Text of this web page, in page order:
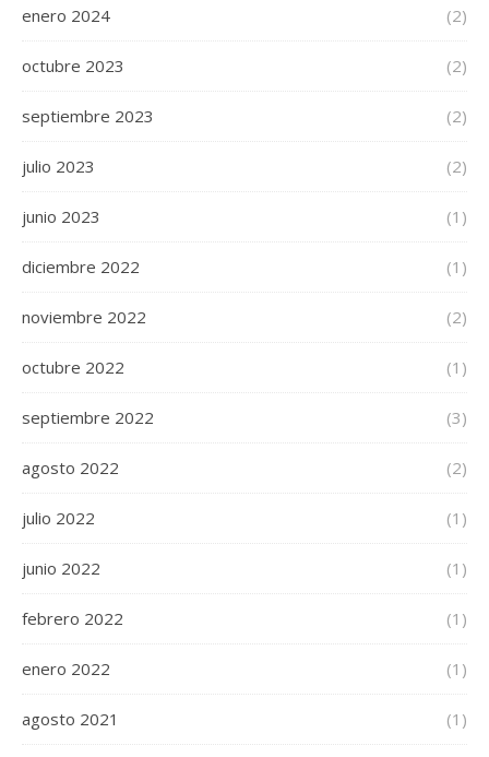
enero 2024 (2)
octubre 2023 (2)
septiembre 2023 (2)
julio 2023 (2)
junio 2023 (1)
diciembre 2022 (1)
noviembre 2022 (2)
octubre 2022 (1)
septiembre 2022 (3)
agosto 2022 (2)
julio 2022 (1)
junio 2022 (1)
febrero 2022 (1)
enero 2022 (1)
agosto 2021 (1)